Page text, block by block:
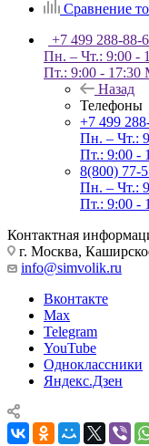
Сравнение
+7 499 288-88-
Пн. – Чт.: 9:00 -
Пт.: 9:00 -
Назад
Телефоны
+7 499
Пн. – Чт.:
Пт.: 9:00 -
8(800) 77-
Пн. – Чт.:
Пт.: 9:00 -
Контактная
г. Москва,
info@simvolik.ru
Вконтакте
Max
Telegram
YouTube
Одноклассники
Яндекс.Дзен